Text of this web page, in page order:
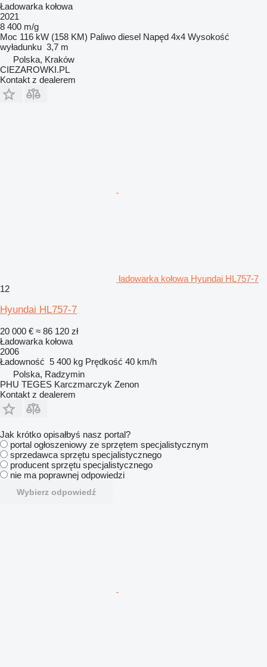
Ładowarka kołowa
2021
8 400 m/g
Moc 116 kW (158 KM) Paliwo diesel Napęd 4x4 Wysokość
wyładunku 3,7 m
Polska, Kraków
CIEZAROWKI.PL
Kontakt z dealerem
ładowarka kołowa Hyundai HL757-7
12
Hyundai HL757-7
20 000 € ≈ 86 120 zł
Ładowarka kołowa
2006
Ładowność 5 400 kg Prędkość 40 km/h
Polska, Radzymin
PHU TEGES Karczmarczyk Zenon
Kontakt z dealerem
Jak krótko opisałbyś nasz portal?
portal ogłoszeniowy ze sprzętem specjalistycznym
sprzedawca sprzętu specjalistycznego
producent sprzętu specjalistycznego
nie ma poprawnej odpowiedzi
Wybierz odpowiedź